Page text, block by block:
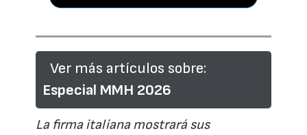
Ver más artículos sobre:
Especial MMH 2026
La firma italiana mostrará sus